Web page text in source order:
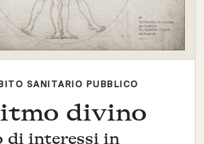
SANITARIO PUBBLICO
divino
interessi in